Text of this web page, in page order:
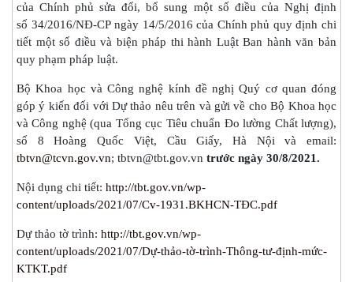
của Chính phủ sửa đổi, bổ sung một số điều của Nghị định
số 34/2016/NĐ-CP ngày 14/5/2016 của Chính phủ quy định chi
tiết một số điều và biện pháp thi hành Luật Ban hành văn bản
quy phạm pháp luật.
Bộ Khoa học và Công nghệ kính đề nghị Quý cơ quan đóng
góp ý kiến đối với Dự thảo nêu trên và gửi về cho Bộ Khoa học
và Công nghệ (qua Tổng cục Tiêu chuẩn Đo lường Chất lượng),
số 8 Hoàng Quốc Việt, Cầu Giấy, Hà Nội và email:
tbtvn@tcvn.gov.vn; tbtvn@tbt.gov.vn trước ngày 30/8/2021.
Nội dụng chi tiết: http://tbt.gov.vn/wp-
content/uploads/2021/07/Cv-1931.BKHCN-TĐC.pdf
Dự thảo tờ trình: http://tbt.gov.vn/wp-
content/uploads/2021/07/Dự-thảo-tờ-trình-Thông-tư-định-mức-
KTKT.pdf